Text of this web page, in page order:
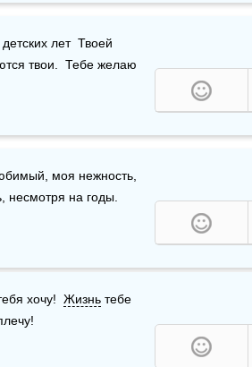
лет  Твоей
твои.  Тебе желаю
моя нежность,
несмотря на годы.
хочу!
Жизнь тебе